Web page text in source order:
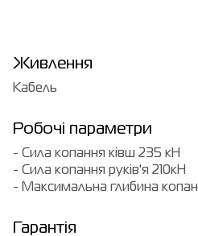
Живлення
Кабель
Робочі параметри
- Сила копання ківш 235 кН
- Сила копання руків'я 210кН
- Максимальна глибина
Гарантія